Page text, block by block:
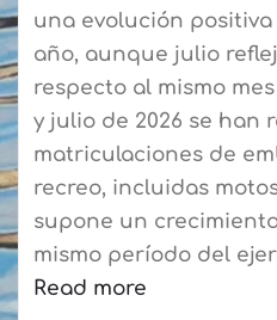
una evolución
año, aunque julio
respecto al mismo
y julio de 2026 se han
matriculaciones de
recreo, incluidas
supone un
mismo período del
Read more